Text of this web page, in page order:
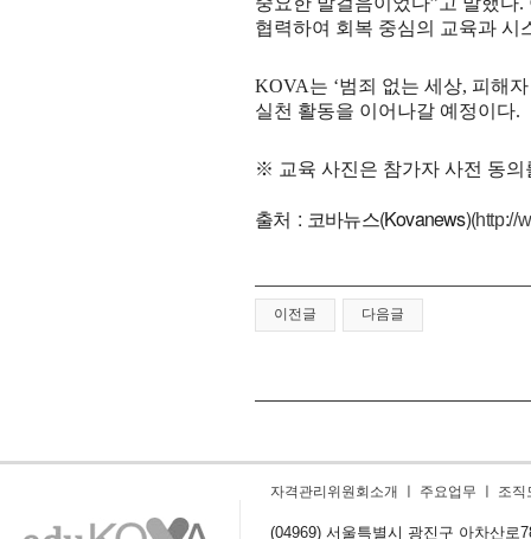
협력하여 회복 중심의 교육과 시
KOVA는 ‘범죄 없는 세상, 피해
실천 활동을 이어나갈 예정이다.
※ 교육 사진은 참가자 사전 동
출처 : 코바뉴스(Kovanews)(http://
이전글 다음글
자격관리위원회소개 주요업무 조직
(04969) 서울특별시 광진구 아차산로